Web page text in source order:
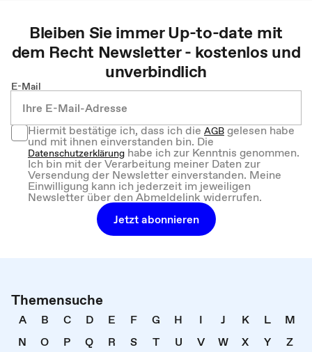
Bleiben Sie immer Up-to-date mit
dem Recht Newsletter - kostenlos und
unverbindlich
E-Mail
Hiermit bestätige ich, dass ich dieAGBgelesen habe
und mit ihnen einverstanden bin. Die
Datenschutzerklärung habe ich zur Kenntnis genommen.
Ich bin mit der Verarbeitung meiner Daten zur
Versendung der Newsletter einverstanden. Meine
Einwilligung kann ich jederzeit im jeweiligen
Newsletter über den Abmeldelink widerrufen.
Jetzt abonnieren
Themensuche
A B C D E F G H I J K L
M
N
O P Q R S T U V W X Y
Z